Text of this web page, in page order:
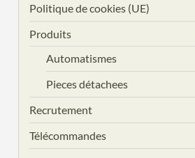
Politique de cookies (UE)
Produits
Automatismes
Pieces détachees
Recrutement
Télécommandes